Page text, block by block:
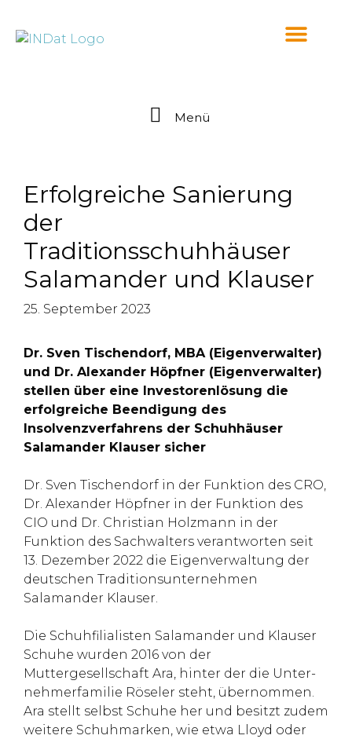
Menü
Erfolgreiche Sanierung
der
Traditionsschuhhäuser
Salamander und Klauser
25. September 2023
Dr. Sven Tischendorf, MBA (Eigenverwalter)
und Dr. Alexander Höpfner (Eigenverwalter)
stellen über eine Investorenlösung die
erfolgreiche Beendigung des
Insolvenzverfahrens der Schuhhäuser
Salamander Klauser sicher
Dr. Sven Tischendorf in der Funktion des CRO,
Dr. Alexander Höpfner in der Funktion des
CIO und Dr. Christian Holzmann in der
Funktion des Sachwalters verantworten seit
13. Dezember 2022 die Eigenverwaltung der
deutschen Traditionsunternehmen
Salamander Klauser.
Die Schuhfilialisten Salamander und Klauser
Schuhe wurden 2016 von der
Muttergesellschaft Ara, hinter der die Unter-
nehmerfamilie Röseler steht, übernommen.
Ara stellt selbst Schuhe her und besitzt zudem
weitere Schuhmarken, wie etwa Lloyd oder